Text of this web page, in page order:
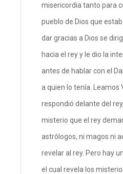
misericordia tanto para
pueblo de Dios que
dar gracias a Dios se
hacia el rey y le dio la
antes de hablar con el
a quien lo tenía. Leamos
respondió delante del
misterio que el rey
astrólogos, ni magos ni
revelar al rey. Pero hay
el cual revela los